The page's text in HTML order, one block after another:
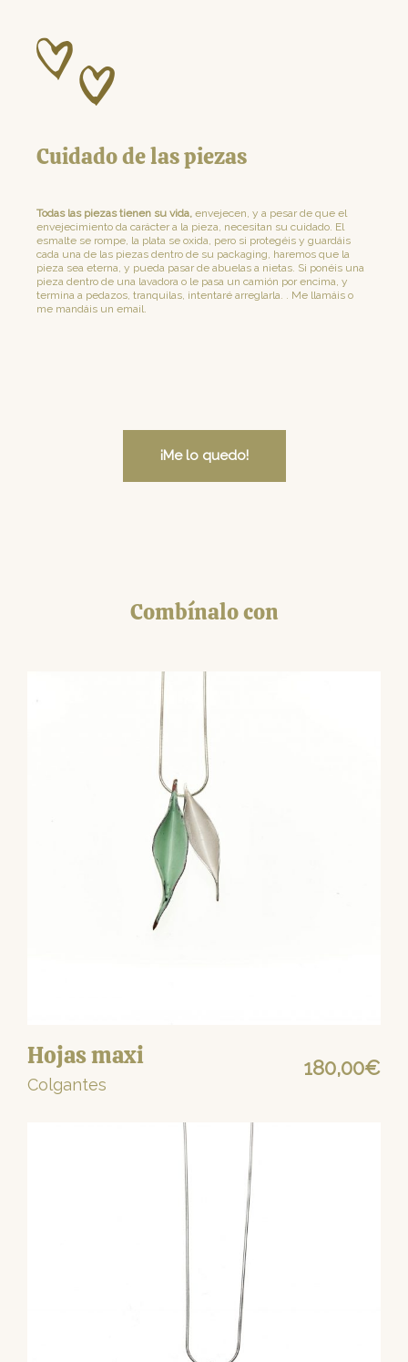
Cuidado de las piezas
Todas las piezas tienen su vida, envejecen, y a pesar de que el
envejecimiento da carácter a la pieza, necesitan su cuidado. El
esmalte se rompe, la plata se oxida, pero si protegéis y guardáis
cada una de las piezas dentro de su packaging, haremos que la
pieza sea eterna, y pueda pasar de abuelas a nietas. Si ponéis una
pieza dentro de una lavadora o le pasa un camión por encima, y
termina a pedazos, tranquilas, intentaré arreglarla. . Me llamáis o
me mandáis un email.
¡Me lo quedo!
Combínalo con
Hojas maxi
Colgantes
180,00€